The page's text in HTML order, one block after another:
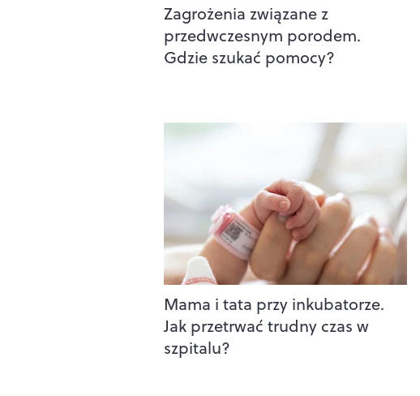
Zagrożenia związane z
przedwczesnym porodem.
Gdzie szukać pomocy?
Mama i tata przy inkubatorze.
Jak przetrwać trudny czas w
szpitalu?